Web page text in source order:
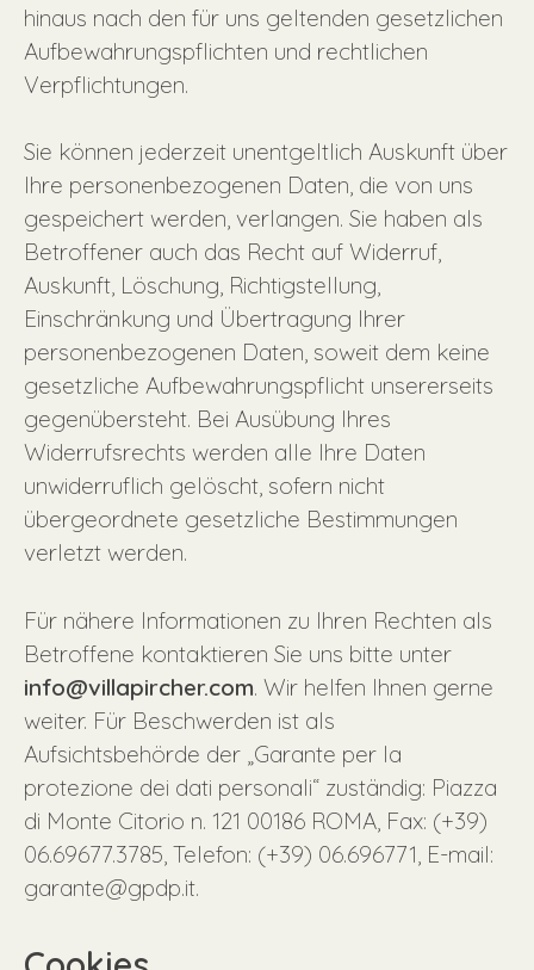
hinaus nach den für uns geltenden gesetzlichen
Aufbewahrungspflichten und rechtlichen
Verpflichtungen.
Sie können jederzeit unentgeltlich Auskunft über
Ihre personenbezogenen Daten, die von uns
gespeichert werden, verlangen. Sie haben als
Betroffener auch das Recht auf Widerruf,
Auskunft, Löschung, Richtigstellung,
Einschränkung und Übertragung Ihrer
personenbezogenen Daten, soweit dem keine
gesetzliche Aufbewahrungspflicht unsererseits
gegenübersteht. Bei Ausübung Ihres
Widerrufsrechts werden alle Ihre Daten
unwiderruflich gelöscht, sofern nicht
übergeordnete gesetzliche Bestimmungen
verletzt werden.
Für nähere Informationen zu Ihren Rechten als
Betroffene kontaktieren Sie uns bitte unter
info@villapircher.com. Wir helfen Ihnen gerne
weiter. Für Beschwerden ist als
Aufsichtsbehörde der „Garante per la
protezione dei dati personali“ zuständig: Piazza
di Monte Citorio n. 121 00186 ROMA, Fax: (+39)
06.69677.3785, Telefon: (+39) 06.696771, E-mail:
garante@gpdp.it.